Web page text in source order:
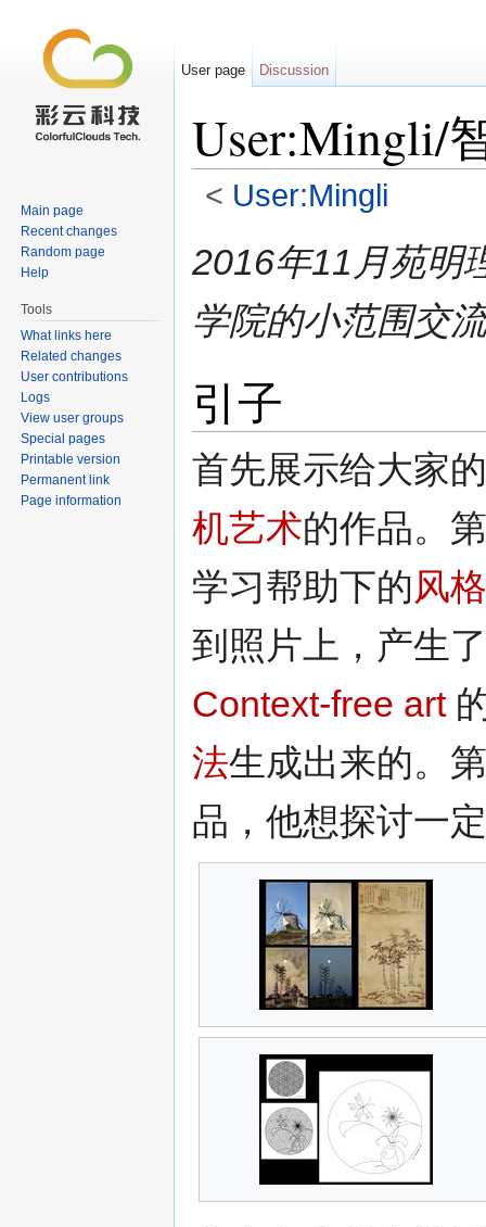
User:Mingli/
< User:Mingli
2016年11月苑明
学院的小范围交流
引子
首先展示给大家
机艺术的作品。
学习帮助下的风
到照片上，产生
Context-free art
法生成出来的。
品，他想探讨一
User page Discussion
Main page
Recent changes
Random page
Help
Tools
What links here
Related changes
User contributions
Logs
View user groups
Special pages
Printable version
Permanent link
Page information